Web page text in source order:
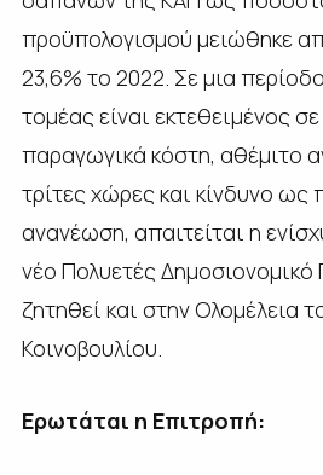
προϋπολογισμού μειώθηκε
23,6% το 2022. Σε μια
τομέας είναι εκτεθειμένος
παραγωγικά κόστη, αθέμιτο
τρίτες χώρες και κίνδυνο ως
ανανέωση, απαιτείται η
νέο Πολυετές Δημοσιονομικό
ζητηθεί και στην Ολομέλεια
Κοινοβουλίου.
Ερωτάται η Επιτροπή: